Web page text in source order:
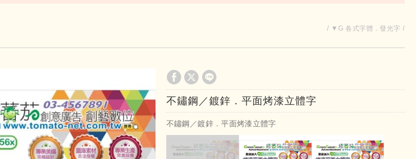
▼G 各式字體．發光字
不鏽鋼／鍍鋅．平面烤漆立體字
不鏽鋼／鍍鋅．平面烤漆立體字